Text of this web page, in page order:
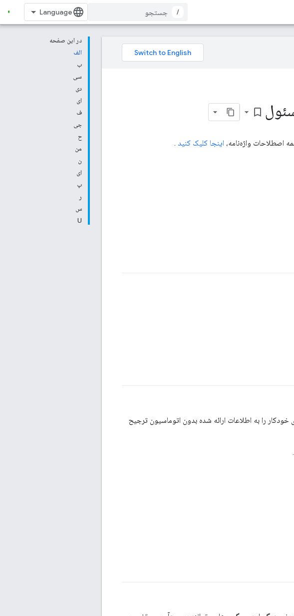
/
در این صفحه
الف
ب
سی
دی
ای
ف
جی
ح
من
ن
ای
پ
ر
س
U
bookmark_border
واژه‌نامه، اینجا کلیک کنید .
را به اطلاعات ارائه شده بدون اتوماسیون ترجیح